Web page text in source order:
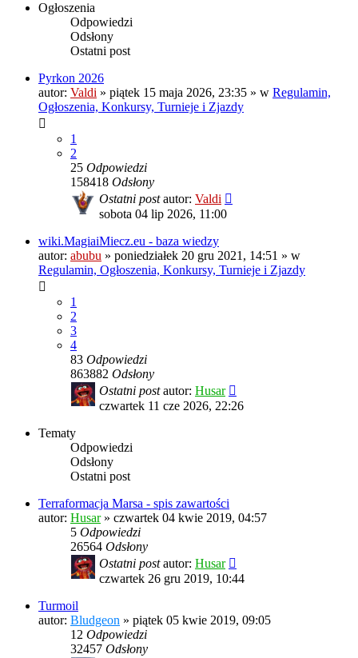
Ogłoszenia
Odpowiedzi
Odsłony
Ostatni post
Pyrkon 2026
autor: Valdi » piątek 15 maja 2026, 23:35 » w Regulamin,
Ogłoszenia, Konkursy, Turnieje i Zjazdy
1
2
25 Odpowiedzi
158418 Odsłony
Ostatni postautor: Valdi
sobota 04 lip 2026, 11:00
wiki.MagiaiMiecz.eu - baza wiedzy
autor: abubu » poniedziałek 20 gru 2021, 14:51 » w
Regulamin, Ogłoszenia, Konkursy, Turnieje i Zjazdy
1
2
3
4
83 Odpowiedzi
863882 Odsłony
Ostatni postautor: Husar
czwartek 11 cze 2026, 22:26
Tematy
Odpowiedzi
Odsłony
Ostatni post
Terraformacja Marsa - spis zawartości
autor: Husar» czwartek 04 kwie 2019, 04:57
5 Odpowiedzi
26564 Odsłony
Ostatni postautor: Husar
czwartek 26 gru 2019, 10:44
Turmoil
autor: Bludgeon » piątek 05 kwie 2019, 09:05
12 Odpowiedzi
32457 Odsłony